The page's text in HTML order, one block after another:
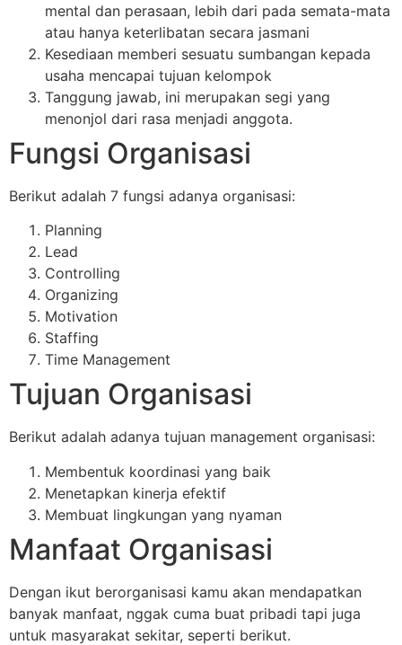
mental dan perasaan, lebih dari pada semata-mata
atau hanya keterlibatan secara jasmani
Kesediaan memberi sesuatu sumbangan kepada
usaha mencapai tujuan kelompok
Tanggung jawab, ini merupakan segi yang
menonjol dari rasa menjadi anggota.
Fungsi Organisasi
Berikut adalah 7 fungsi adanya organisasi:
Planning
Lead
Controlling
Organizing
Motivation
Staffing
Time Management
Tujuan Organisasi
Berikut adalah adanya tujuan management organisasi:
Membentuk koordinasi yang baik
Menetapkan kinerja efektif
Membuat lingkungan yang nyaman
Manfaat Organisasi
Dengan ikut berorganisasi kamu akan mendapatkan
banyak manfaat, nggak cuma buat pribadi tapi juga
untuk masyarakat sekitar, seperti berikut.